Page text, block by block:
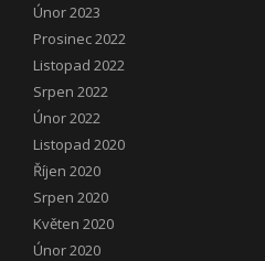
Únor 2023
Prosinec 2022
Listopad 2022
Srpen 2022
Únor 2022
Listopad 2020
Říjen 2020
Srpen 2020
Květen 2020
Únor 2020